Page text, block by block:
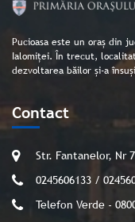
Pucioasa este un oraș din
Ialomiței. În trecut,
dezvoltarea băilor și-a
Contact
Str. Fantanelor, Nr
0245606133 /
Telefon Verde -